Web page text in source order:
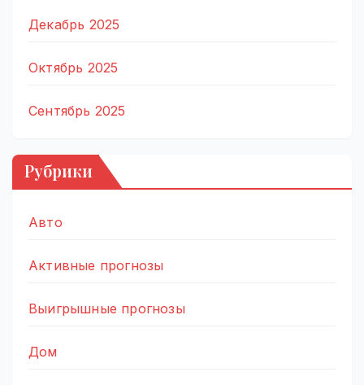
Декабрь 2025
Октябрь 2025
Сентябрь 2025
Рубрики
Авто
Активные прогнозы
Выигрышные прогнозы
Дом